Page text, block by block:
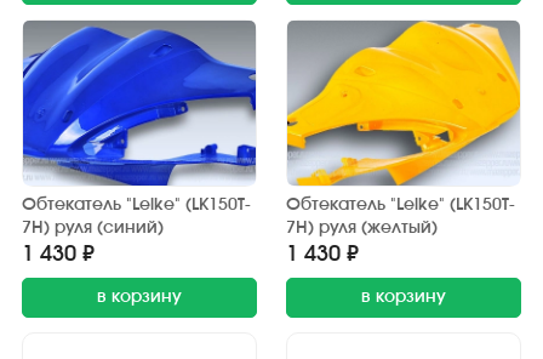
Обтекатель "Leike" (LK150T-
7H) руля (синий)
1 430 ₽
в корзину
Обтекатель "Leike" (LK150T-
7H) руля (желтый)
1 430 ₽
в корзину